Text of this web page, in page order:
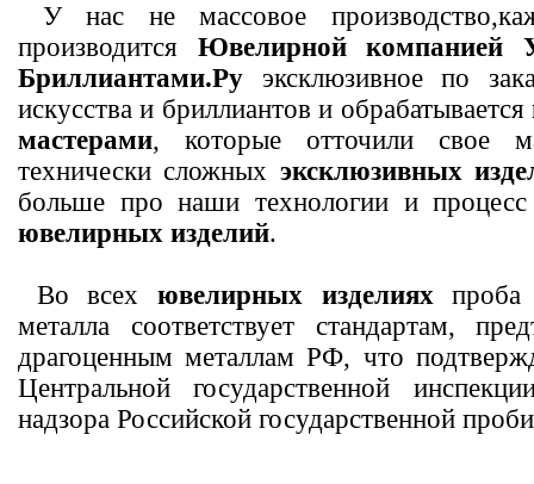
У нас не массовое
производится Ювелирной компанией
Бриллиантами.Ру
эксклюзивное по
искусства и бриллиантов и обрабатывается
мастерами, которые отточили свое
технически сложных эксклюзивных
больше про наши технологии и процесс
ювелирных изделий.
Во всех ювелирных изделияхпроба
металла соответствует стандартам,
драгоценным металлам РФ, что
Центральной государственной
надзора Российской государственной